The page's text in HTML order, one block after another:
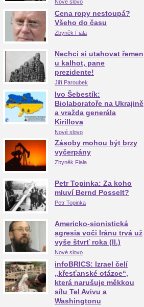
Nové slovo
Cena ropy nestoupá?
Všeho do času
Zbyněk Fiala
Nechci si utahovat řemen
u kalhot, pane
prezidente!
Jiří Paroubek
Ivo Šebestík:
Biolaboratoře na Ukrajině
a vražda generála
Kirillova
Nové slovo
Zásoby mohou být brzy
vyčerpány
Zbyněk Fiala
Petr Topinka: Za koho
mluví Bernd Posselt?
Petr Topinka
Americko-sionistická
agresia voči Iránu trvá už
vyše štvrť roka (II.)
Nové slovo
infoBRICS: Izrael čelí
„křesťanské otázce“,
která narušuje měkkou
sílu Tel Avivu a
Washingtonu